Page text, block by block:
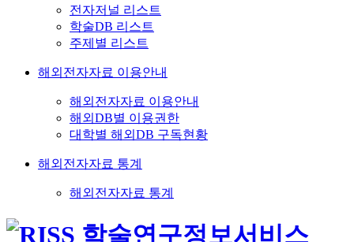
전자저널 리스트
학술DB 리스트
주제별 리스트
해외전자자료 이용안내
해외전자자료 이용안내
해외DB별 이용권한
대학별 해외DB 구독현황
해외전자자료 통계
해외전자자료 통계